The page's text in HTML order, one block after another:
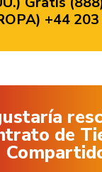
+44
de